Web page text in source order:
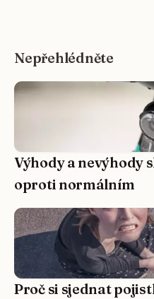
Nepřehlédněte
Výhody a nevýhody
oproti normálním
Proč si sjednat